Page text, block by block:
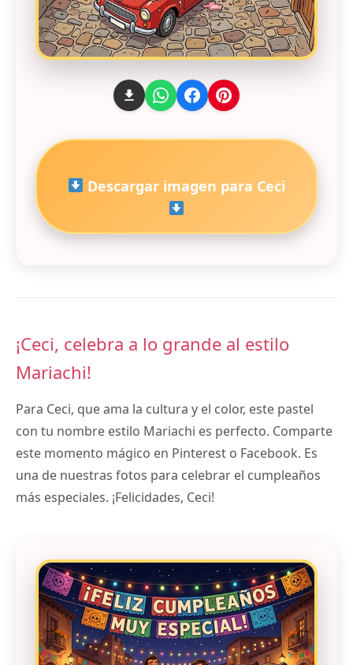
Descargar imagen para Ceci
¡Ceci, celebra a lo grande al estilo
Mariachi!
Para Ceci, que ama la cultura y el color, este pastel
con tu nombre estilo Mariachi es perfecto. Comparte
este momento mágico en Pinterest o Facebook. Es
una de nuestras fotos para celebrar el cumpleaños
más especiales. ¡Felicidades, Ceci!